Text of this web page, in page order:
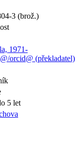
3 (brož.)
1971-
orcid@ (překladatel)
5 let